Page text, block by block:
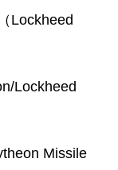
Lockheed
Lockheed
Missile